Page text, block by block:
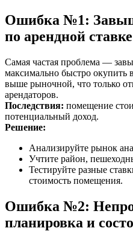
Ошибка №1:
по арендной ставке
Самая частая проблема —
максимально быстро окупить
выше рыночной, что только
арендаторов.
Последствия: помещение
потенциальный доход.
Решение:
Анализируйте рынок
Учтите район,
Тестируйте разные
стоимость помещения.
Ошибка №2:
планировка и